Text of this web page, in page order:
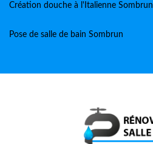
Création douche à l'Italienne Sombrun
Pose de salle de bain Sombrun